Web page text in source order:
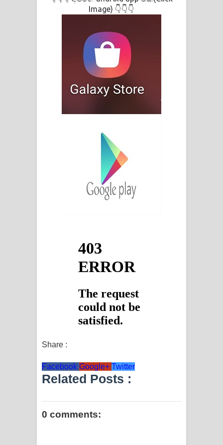
දන්නවාද මාව ගීතයේ පද පෙළ
Image) 👇👇👇
Share :
Facebook Google+ Twitter
Related Posts :
0 comments: